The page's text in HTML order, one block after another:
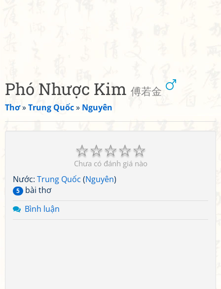
Phó Nhược Kim 傅若金
Thơ»Trung Quốc» Nguyên
☆
☆
☆
☆
☆
Chưa có đánh giá nào
Nước: Trung Quốc (Nguyên)
5
bài thơ
Bình luận